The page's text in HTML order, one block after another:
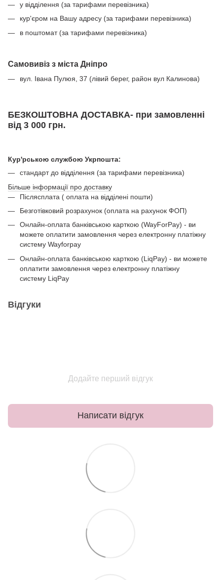
у відділення (за тарифами перевізника)
кур'єром на Вашу адресу (за тарифами перевізника)
в поштомат (за тарифами перевізника)
Самовивіз з міста Дніпро
вул. Івана Пулюя, 37 (лівий берег, район вул Калинова)
БЕЗКОШТОВНА ДОСТАВКА- при замовленні
від 3 000 грн.
Кур'рською службою Укрпошта:
стандарт до відділення (за тарифами перевізника)
Більше інформації про доставку
Післясплата ( оплата на відділені пошти)
Безготівковий розрахунок (оплата на рахунок ФОП)
Онлайн-оплата банківською карткою (WayForPay) - ви
можете оплатити замовлення через електронну платіжну
систему Wayforpay
Онлайн-оплата банківською карткою (LiqPay) - ви можете
оплатити замовлення через електронну платіжну
систему LiqPay
Відгуки
Додайте перший відгук
Написати відгук